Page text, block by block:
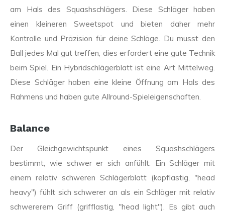
am Hals des Squashschlägers. Diese Schläger haben
einen kleineren Sweetspot und bieten daher mehr
Kontrolle und Präzision für deine Schläge. Du musst den
Ball jedes Mal gut treffen, dies erfordert eine gute Technik
beim Spiel. Ein Hybridschlägerblatt ist eine Art Mittelweg.
Diese Schläger haben eine kleine Öffnung am Hals des
Rahmens und haben gute Allround-Spieleigenschaften.
Balance
Der Gleichgewichtspunkt eines Squashschlägers
bestimmt, wie schwer er sich anfühlt. Ein Schläger mit
einem relativ schweren Schlägerblatt (kopflastig, "head
heavy") fühlt sich schwerer an als ein Schläger mit relativ
schwererem Griff (grifflastig, "head light"). Es gibt auch